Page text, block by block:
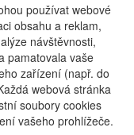
používat webové
obsahu a reklam,
návštěvnosti,
pamatovala vaše
zařízení (např. do
webová stránka
soubory cookies
vašeho prohlížeče.